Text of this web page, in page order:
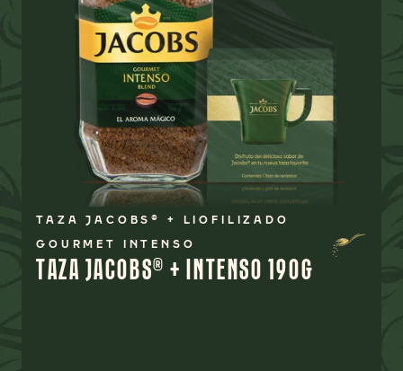
TAZA JACOBS® + LIOFILIZADO
GOURMET INTENSO
TAZA JACOBS® + INTENSO 190G